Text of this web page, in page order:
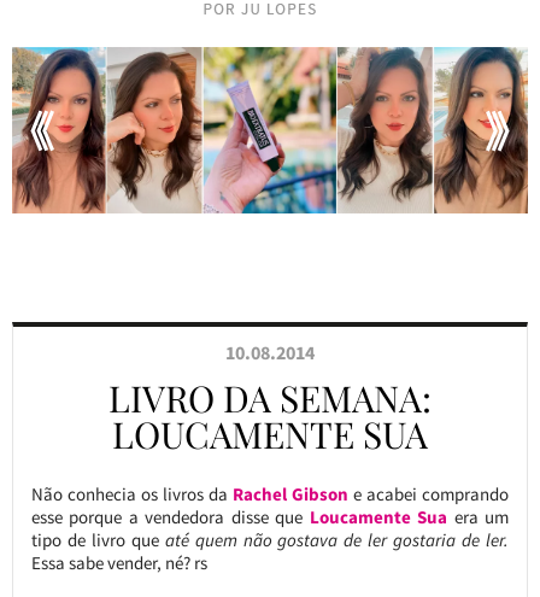
10.08.2014
LIVRO DA SEMANA:
LOUCAMENTE SUA
Não conhecia os livros da Rachel Gibson e acabei comprando
esse porque a vendedora disse que Loucamente Sua era um
tipo de livro queaté quem não gostava de ler gostaria de ler.
Essa sabe vender, né? rs